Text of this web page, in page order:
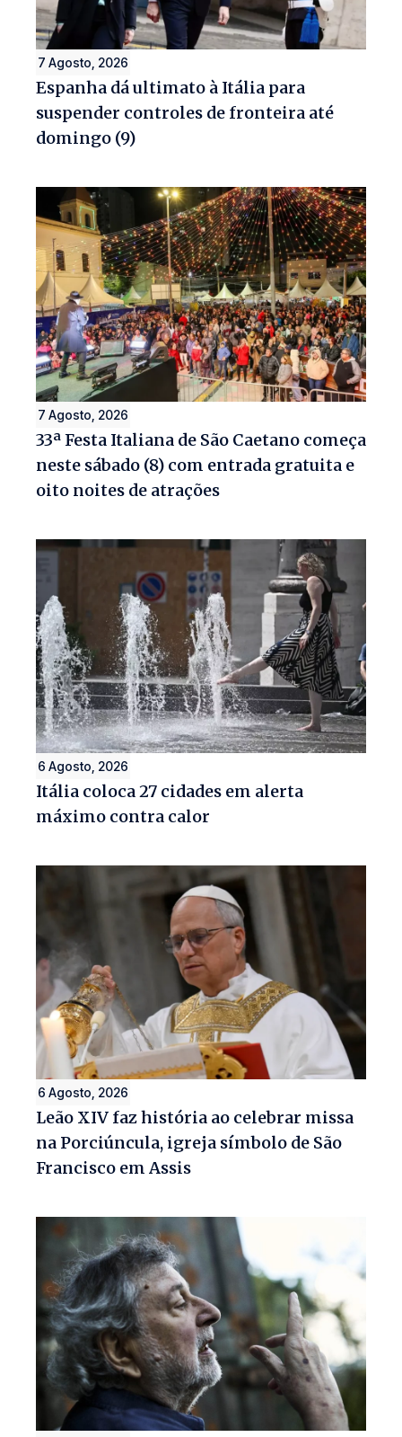
7 Agosto, 2026
Espanha dá ultimato à Itália para
suspender controles de fronteira até
domingo (9)
7 Agosto, 2026
33ª Festa Italiana de São Caetano começa
neste sábado (8) com entrada gratuita e
oito noites de atrações
6 Agosto, 2026
Itália coloca 27 cidades em alerta
máximo contra calor
6 Agosto, 2026
Leão XIV faz história ao celebrar missa
na Porciúncula, igreja símbolo de São
Francisco em Assis